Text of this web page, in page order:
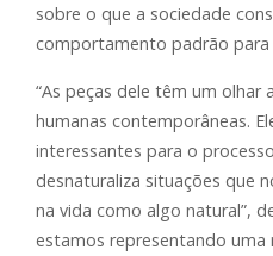
sobre o que a sociedade
comportamento padrão para
“As peças dele têm um olhar
humanas contemporâneas.
interessantes para o
desnaturaliza situações que
na vida como algo natural”,
estamos representando